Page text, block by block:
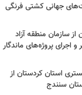
جهانی کشتی فرنگی
سازمان منطقه آزاد
و اجرای پروژه‌های ماندگار
استان کردستان از
سنندج